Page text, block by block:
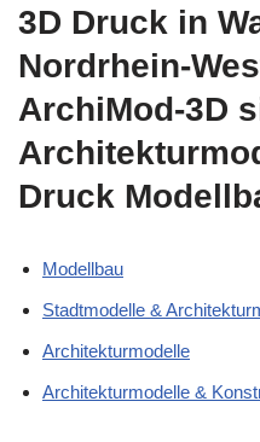
3D Druck in
Nordrhein-
ArchiMod-3D
Druck
Modellbau
Stadtmodelle &
Architekturmodelle
Architekturmodelle &